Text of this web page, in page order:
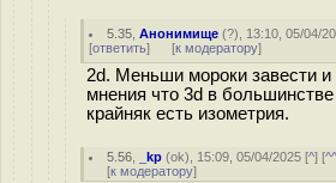
5.35 ,Анонимище (?), 13:10, 05/04/
[ответить] [к модератору]
2d. Меньши мороки завести
мнения что 3d в
крайняк есть изометрия.
5.56 _kp (ok), 15:09, 05/04/2025 [^] [
[к модератору]